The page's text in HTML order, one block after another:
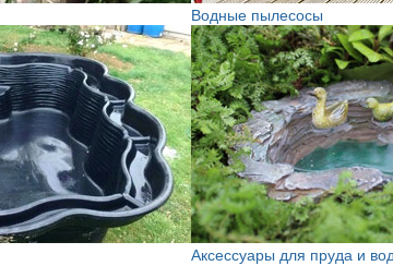
Водные пылесосы
Аксессуары для пруда и